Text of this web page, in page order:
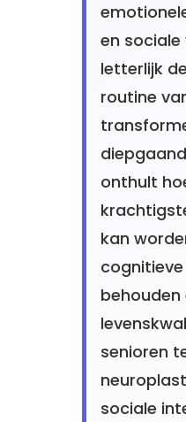
en sociale
letterlijk
routine
onthult
kan
behouden
senioren
sociale